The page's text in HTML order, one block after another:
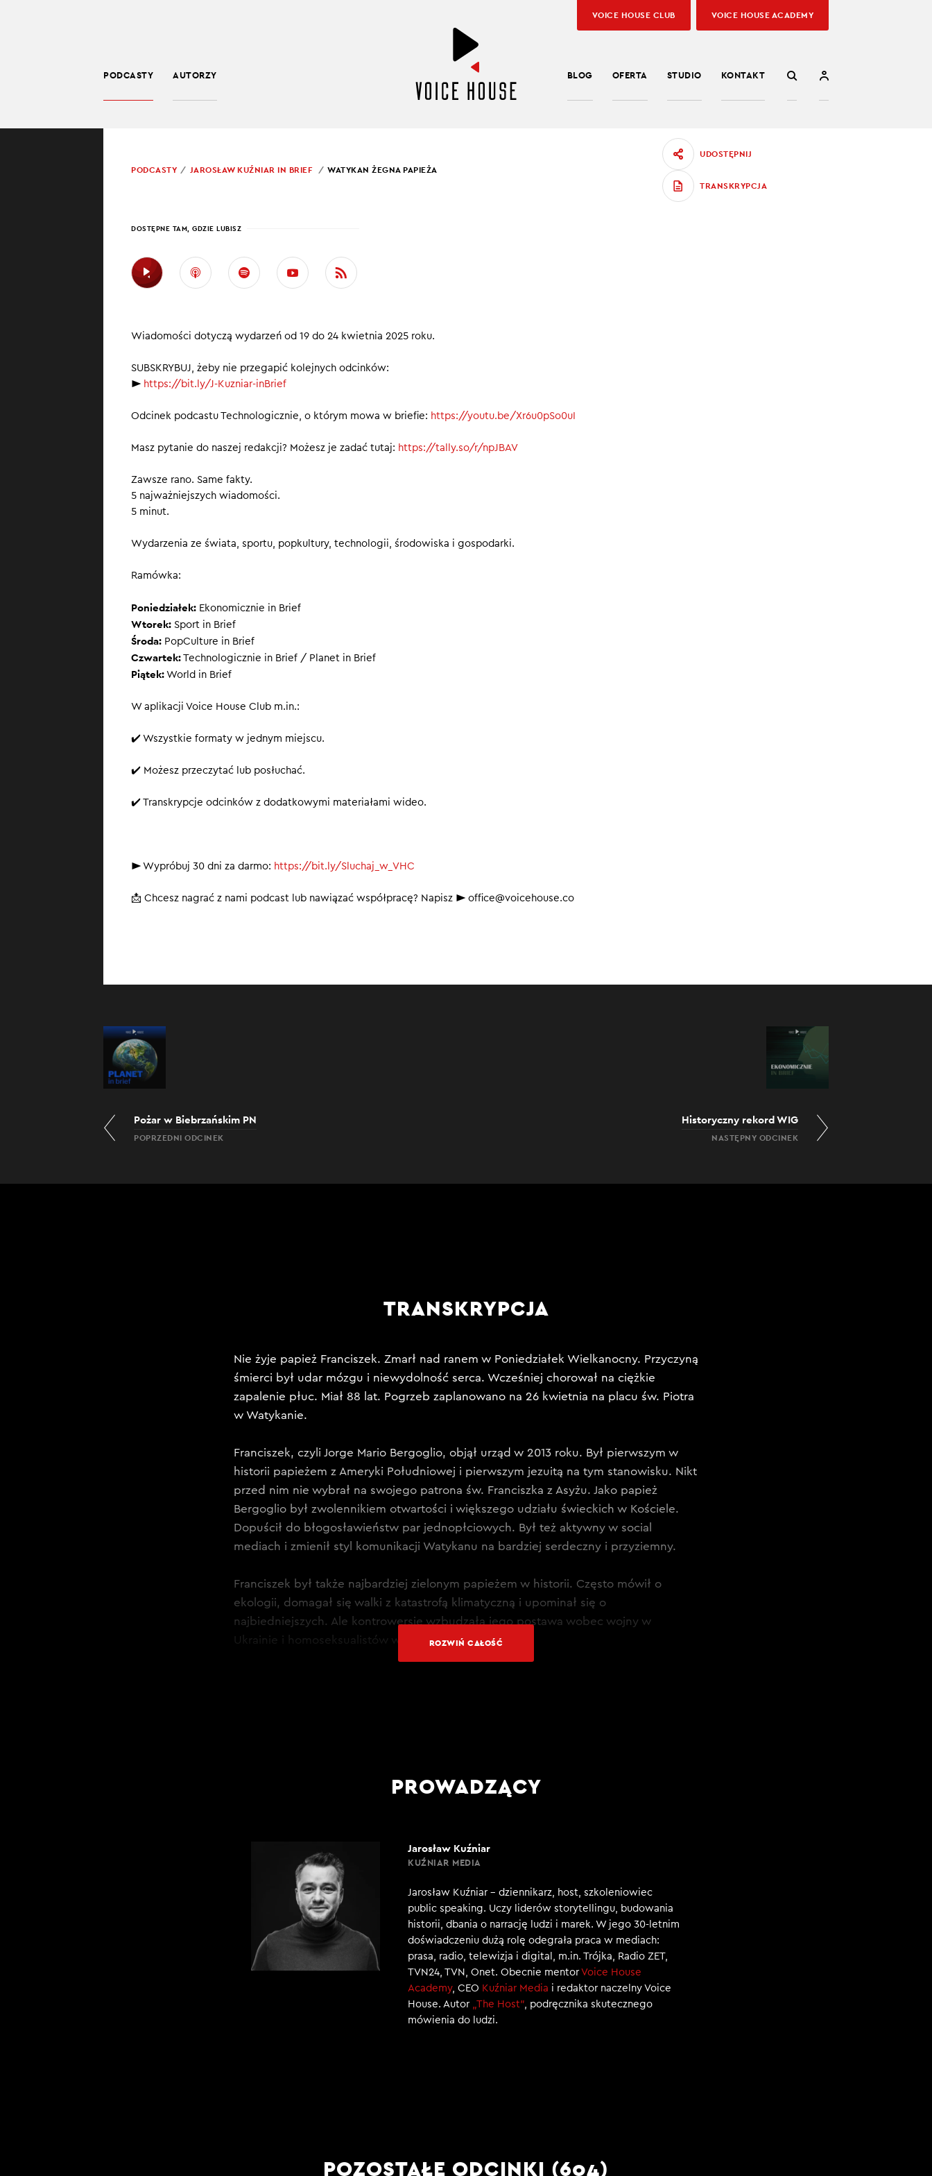
PODCASTY AUTORZY BLOG OFERTA STUDIO KONTAKT
VOICE HOUSE CLUB VOICE HOUSE ACADEMY
WATYKAN ŻEGNA PAPIEŻA
Papież Franciszek nie żyje. Miał 88 lat
Kolejne plany osiągnięcia pokoju w Ukrainie
PODCASTY JAROSŁAW KUŹNIAR IN BRIEF WATYKAN ŻEGNA PAPIEŻA
UDOSTĘPNIJ
TRANSKRYPCJA
DOSTĘPNE TAM, GDZIE LUBISZ
Wiadomości dotyczą wydarzeń od 19 do 24 kwietnia 2025 roku.
SUBSKRYBUJ, żeby nie przegapić kolejnych odcinków:
► https://bit.ly/J-Kuzniar-inBrief
Odcinek podcastu Technologicznie, o którym mowa w briefie: https://youtu.be/Xr6u0pSo0uI
Masz pytanie do naszej redakcji? Możesz je zadać tutaj: https://tally.so/r/npJBAV
Zawsze rano. Same fakty.
5 najważniejszych wiadomości.
5 minut.
Wydarzenia ze świata, sportu, popkultury, technologii, środowiska i gospodarki.
Ramówka:
Poniedziałek: Ekonomicznie in Brief
Wtorek: Sport in Brief
Środa: PopCulture in Brief
Czwartek: Technologicznie in Brief / Planet in Brief
Piątek: World in Brief
W aplikacji Voice House Club m.in.:
✔️ Wszystkie formaty w jednym miejscu.
✔️ Możesz przeczytać lub posłuchać.
✔️ Transkrypcje odcinków z dodatkowymi materiałami wideo.
► Wypróbuj 30 dni za darmo: https://bit.ly/Sluchaj_w_VHC
📩 Chcesz nagrać z nami podcast lub nawiązać współpracę? Napisz ► office@voicehouse.co
Pożar w Biebrzańskim PN
POPRZEDNI ODCINEK
Historyczny rekord WIG
NASTĘPNY ODCINEK
TRANSKRYPCJA
Nie żyje papież Franciszek. Zmarł nad ranem w Poniedziałek Wielkanocny. Przyczyną
śmierci był udar mózgu i niewydolność serca. Wcześniej chorował na ciężkie
zapalenie płuc. Miał 88 lat. Pogrzeb zaplanowano na 26 kwietnia na placu św. Piotra
w Watykanie.
Franciszek, czyli Jorge Mario Bergoglio, objął urząd w 2013 roku. Był pierwszym w
historii papieżem z Ameryki Południowej i pierwszym jezuitą na tym stanowisku. Nikt
przed nim nie wybrał na swojego patrona św. Franciszka z Asyżu. Jako papież
Bergoglio był zwolennikiem otwartości i większego udziału świeckich w Kościele.
Dopuścił do błogosławieństw par jednopłciowych. Był też aktywny w social
mediach i zmienił styl komunikacji Watykanu na bardziej serdeczny i przyziemny.
Franciszek był także najbardziej zielonym papieżem w historii. Często mówił o
ekologii, domagał się walki z katastrofą klimatyczną i upominał się o
najbiedniejszych. Ale kontrowersje wzbudzała jego postawa wobec wojny w
Ukrainie i homoseksualistów w Kościele.ROZWIŃ CAŁOŚĆ
PROWADZĄCY
Jarosław Kuźniar
KUŹNIAR MEDIA
Jarosław Kuźniar – dziennikarz, host, szkoleniowiec
public speaking. Uczy liderów storytellingu, budowania
historii, dbania o narrację ludzi i marek. W jego 30-letnim
doświadczeniu dużą rolę odegrała praca w mediach:
prasa, radio, telewizja i digital, m.in. Trójka, Radio ZET,
TVN24, TVN, Onet. Obecnie mentorVoice House
Academy, CEO Kuźniar Media i redaktor naczelny Voice
House. Autor „The Host”, podręcznika skutecznego
mówienia do ludzi.
POZOSTAŁE ODCINKI (604)